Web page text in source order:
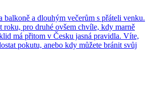
balkoně a dlouhým večerům s přáteli venku.
roku, pro druhé ovšem chvíle, kdy marně
má přitom v Česku jasná pravidla. Víte,
pokutu, anebo kdy můžete bránit svůj